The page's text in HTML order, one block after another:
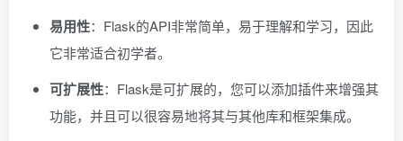
易用性：Flask的API非常简单，易于理解和学习，因此
它非常适合初学者。
可扩展性：Flask是可扩展的，您可以添加插件来增强其
功能，并且可以很容易地将其与其他库和框架集成。